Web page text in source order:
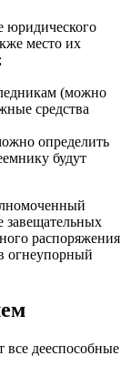
юридического
место их
(можно
средства
определить
будут
завещательных
распоряжения
огнеупорный
все дееспособные